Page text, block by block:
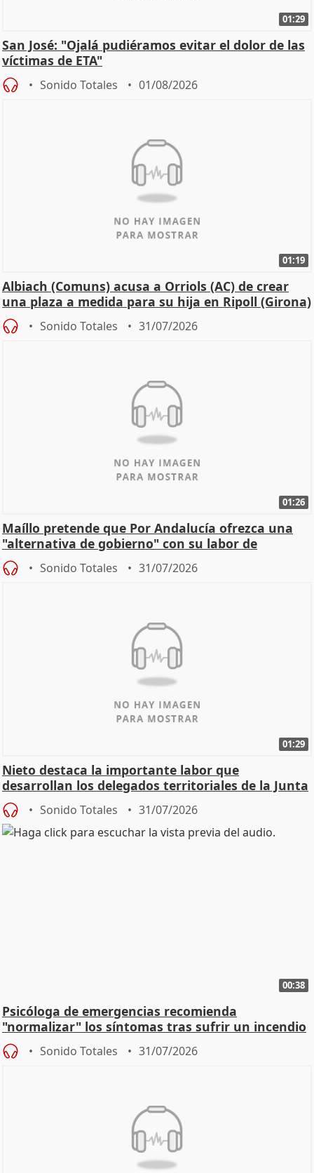
01:29
San José: "Ojalá pudiéramos evitar el dolor de las
víctimas de ETA"
Sonido Totales 01/08/2026
01:19
Albiach (Comuns) acusa a Orriols (AC) de crear
una plaza a medida para su hija en Ripoll (Girona)
Sonido Totales 31/07/2026
01:26
Maíllo pretende que Por Andalucía ofrezca una
"alternativa de gobierno" con su labor de
oposición
Sonido Totales 31/07/2026
01:29
Nieto destaca la importante labor que
desarrollan los delegados territoriales de la Junta
Sonido Totales 31/07/2026
00:38
Psicóloga de emergencias recomienda
"normalizar" los síntomas tras sufrir un incendio
Sonido Totales 31/07/2026